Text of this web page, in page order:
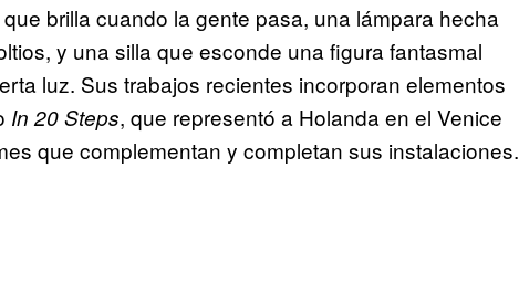
brilla cuando la gente pasa, una lámpara hecha
y una silla que esconde una figura fantasmal
luz. Sus trabajos recientes incorporan elementos
In 20 Steps, que representó a Holanda en el Venice
que complementan y completan sus instalaciones.